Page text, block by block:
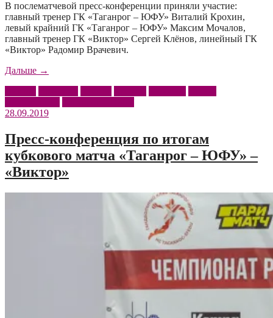
В послематчевой пресс-конференции приняли участие:
главный тренер ГК «Таганрог – ЮФУ» Виталий Крохин,
левый крайний ГК «Таганрог – ЮФУ» Максим Мочалов,
главный тренер ГК «Виктор» Сергей Клёнов, линейный ГК
«Виктор» Радомир Врачевич.
Дальше «Пресс-
матча
–
ЮФУ»
–
«Виктор»»
→
28.09.2019
Пресс-конференция по итогам
кубкового матча «Таганрог – ЮФУ» –
«Виктор»